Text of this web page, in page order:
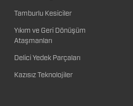
Tamburlu Kesiciler
Yıkım ve Geri Dönüşüm
Ataşmanları
Delici Yedek Parçaları
Kazısız Teknolojiler